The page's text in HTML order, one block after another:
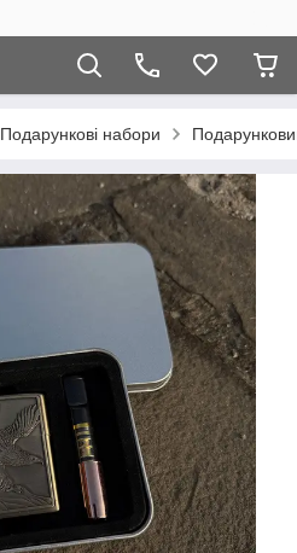
Подарункові набори